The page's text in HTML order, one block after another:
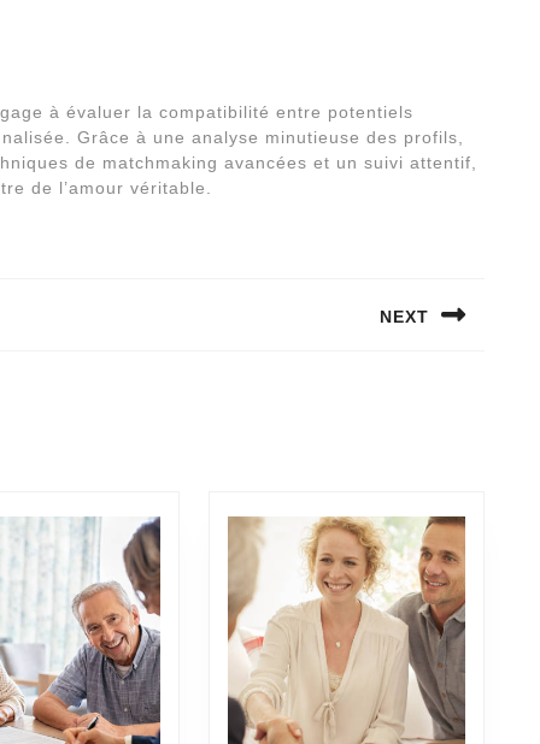
à évaluer la compatibilité entre potentiels
Grâce à une analyse minutieuse des profils,
de matchmaking avancées et un suivi attentif,
de l’amour véritable.
NEXT